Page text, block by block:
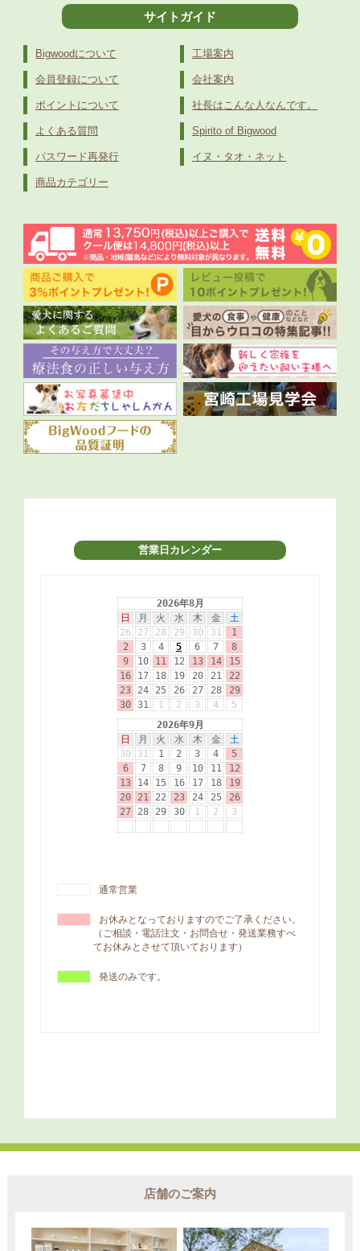
サイトガイド
Bigwoodについて
会員登録について
ポイントについて
よくある質問
パスワード再発行
商品カテゴリー
工場案内
会社案内
社長はこんな人なんです。
Spirito of Bigwood
イヌ・タオ・ネット
店舗のご案内